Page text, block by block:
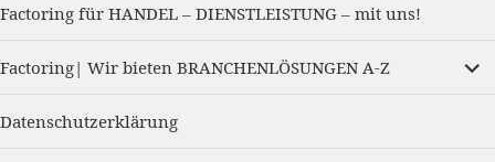
Factoring für HANDEL – DIENSTLEISTUNG – mit uns!
Factoring| Wir bieten BRANCHENLÖSUNGEN A-Z
child
Datenschutzerklärung